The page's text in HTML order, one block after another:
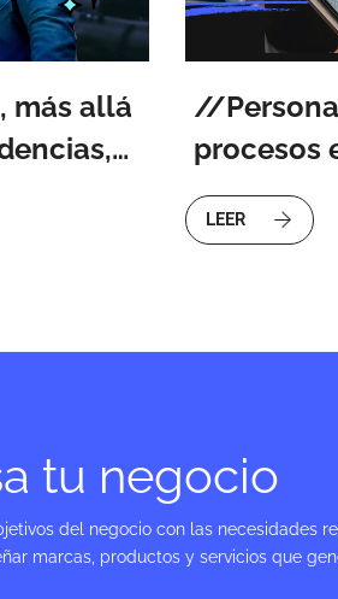
más allá
procesos
diseño
LEER
tu negocio
del negocio con las necesidades
marcas, productos y servicios que